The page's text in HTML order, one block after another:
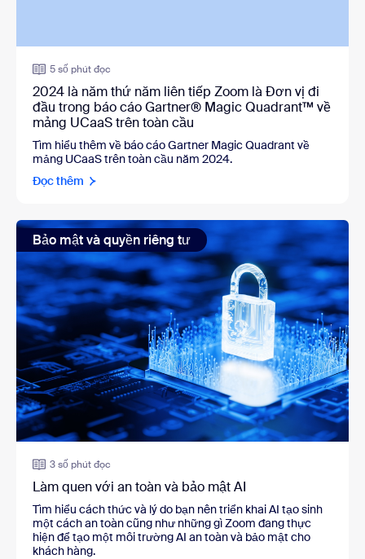
5 số phút đọc
2024 là năm thứ năm liên tiếp Zoom là Đơn vị đi
đầu trong báo cáo Gartner® Magic Quadrant™ về
mảng UCaaS trên toàn cầu
Tìm hiểu thêm về báo cáo Gartner Magic Quadrant về
mảng UCaaS trên toàn cầu năm 2024.
Đọc thêm
Bảo mật và quyền riêng tư
3 số phút đọc
Làm quen với an toàn và bảo mật AI
Tìm hiểu cách thức và lý do bạn nên triển khai AI tạo sinh
một cách an toàn cũng như những gì Zoom đang thực
hiện để tạo một môi trường AI an toàn và bảo mật cho
khách hàng.